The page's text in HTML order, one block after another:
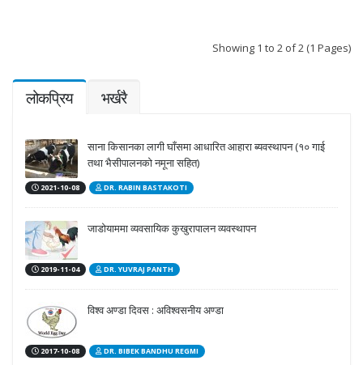
Showing 1 to 2 of 2 (1 Pages)
लोकप्रिय भर्खरै
साना किसानका लागी घाँसमा आधारित आहारा ब्यवस्थापन (१० गाई
तथा भैसीपालनको नमूना सहित)
2021-10-08 DR. RABIN BASTAKOTI
जाडोयाममा व्यवसायिक कुखुरापालन व्यवस्थापन
2019-11-04 DR. YUVRAJ PANTH
विश्व अण्डा दिवस : अविश्वसनीय अण्डा
2017-10-08 DR. BIBEK BANDHU REGMI